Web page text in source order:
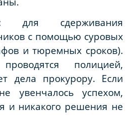
для сдерживания
с помощью суровых
и тюремных сроков).
проводятся полицией,
дела прокурору. Если
увенчалось успехом,
и никакого решения не